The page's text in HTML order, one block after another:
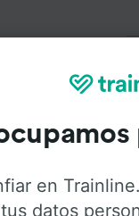
en tren en un
más
de Gatwick?
y
en
datos